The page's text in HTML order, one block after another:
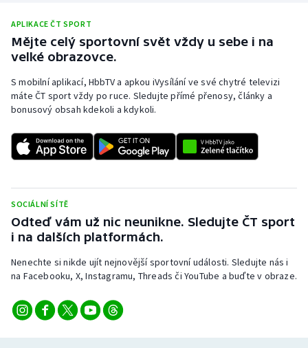
Plážový volejbal
Rychlobruslení
Rychlostní kanoistika
Sportovní střelba
Stolní tenis
Triatlon
Veslování
APLIKACE ČT SPORT
Mějte celý sportovní svět vždy u sebe i na
velké obrazovce.
S mobilní aplikací, HbbTV a apkou iVysílání ve své chytré televizi
máte ČT sport vždy po ruce. Sledujte přímé přenosy, články a
bonusový obsah kdekoli a kdykoli.
SOCIÁLNÍ SÍTĚ
Odteď vám už nic neunikne. Sledujte ČT sport
i na dalších platformách.
Nenechte si nikde ujít nejnovější sportovní události. Sledujte nás i
na Facebooku, X, Instagramu, Threads či YouTube a buďte v obraze.